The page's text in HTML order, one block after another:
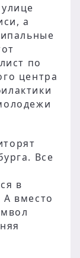
а
по
центра
Все
в
вместо